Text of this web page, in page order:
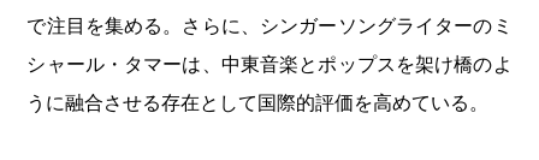
で注目を集める。さらに、シンガーソングライターのミ
シャール・タマーは、中東音楽とポップスを架け橋のよ
うに融合させる存在として国際的評価を高めている。